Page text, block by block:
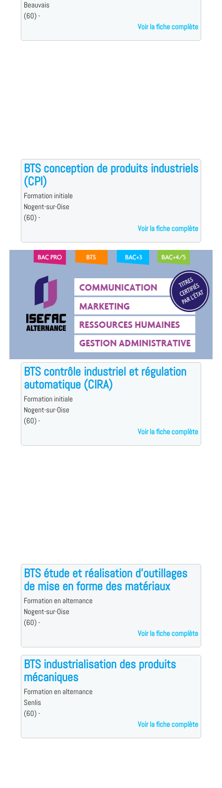
Beauvais
(60) -
Voir la fiche complète
BTS conception de produits industriels
(CPI)
Formation initiale
Nogent-sur-Oise
(60) -
Voir la fiche complète
BTS contrôle industriel et régulation
automatique (CIRA)
Formation initiale
Nogent-sur-Oise
(60) -
Voir la fiche complète
BTS étude et réalisation d'outillages
de mise en forme des matériaux
Formation en alternance
Nogent-sur-Oise
(60) -
Voir la fiche complète
BTS industrialisation des produits
mécaniques
Formation en alternance
Senlis
(60) -
Voir la fiche complète